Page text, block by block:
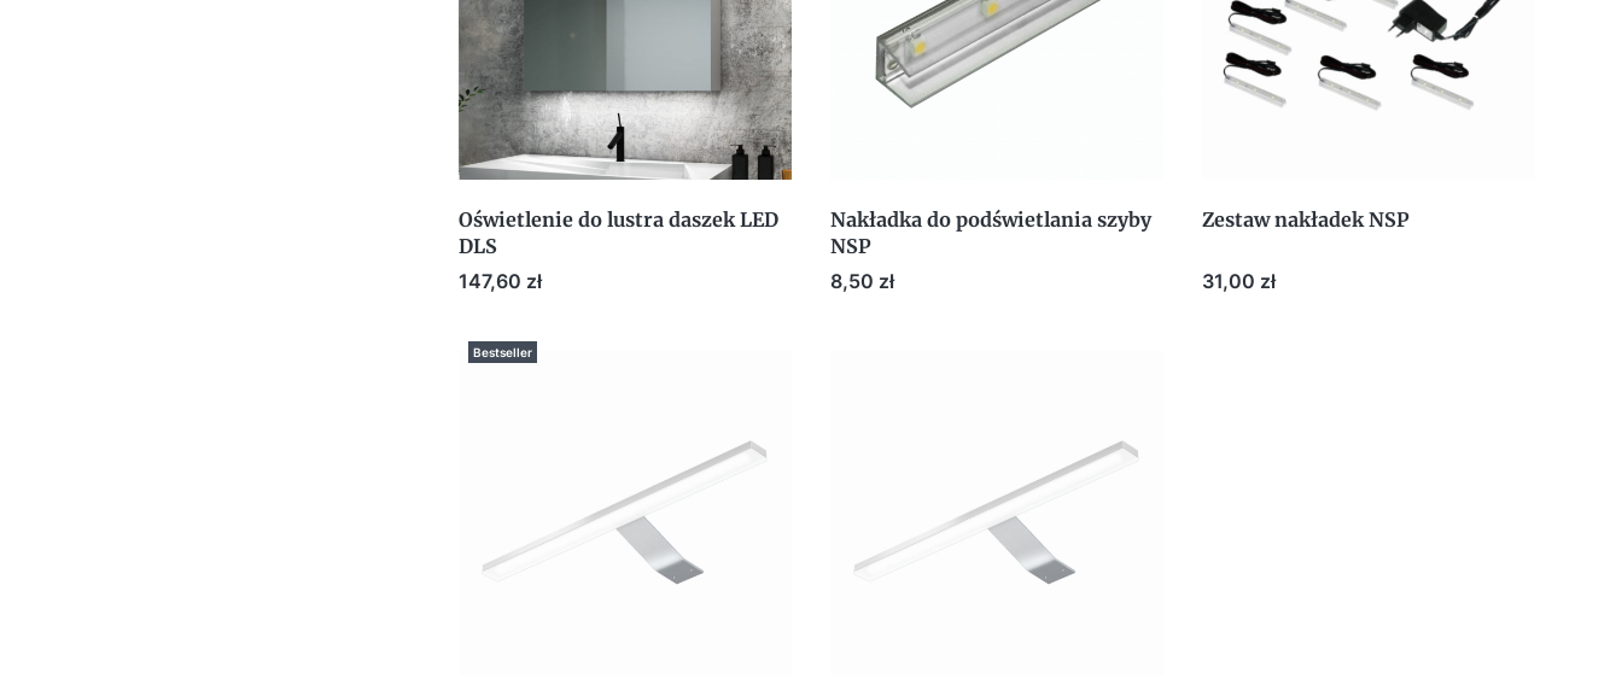
Oświetlenie do lustra daszek LED
DLS
Cena
147,60 zł
Nakładka do podświetlania szyby
NSP
Cena
8,50 zł
Zestaw nakładek NSP
Cena
31,00 zł
Bestseller